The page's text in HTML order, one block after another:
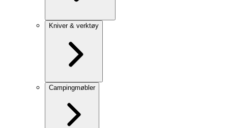
Kniver & verktøy
Campingmøbler